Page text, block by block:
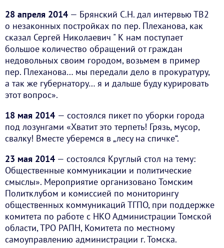
28 апреля 2014 — Брянский С.Н. дал интервью ТВ2
о незаконных постройках по пер. Плеханова, как
сказал Сергей Николаевич " К нам поступает
большое количество обращений от граждан
недовольных своим городом, возьмем в пример
пер. Плеханова… мы передали дело в прокуратуру,
а так же губернатору… я и дальше буду курировать
этот вопрос».
18 мая 2014 — состоялся пикет по уборки города
под лозунгами «Хватит это терпеть! Грязь, мусор,
свалку! Вместе уберемся в „лесу на спичке“.
23 мая 2014 — состоялся Круглый стол на тему:
Общественные коммуникации и политические
смыслы». Мероприятие организовано Томским
Политклубом и комиссией по мониторингу
общественных коммуникаций ТГПО, при поддержке
комитета по работе с НКО Администрации Томской
области, ТРО РАПН, Комитета по местному
самоуправлению администрации г. Томска.